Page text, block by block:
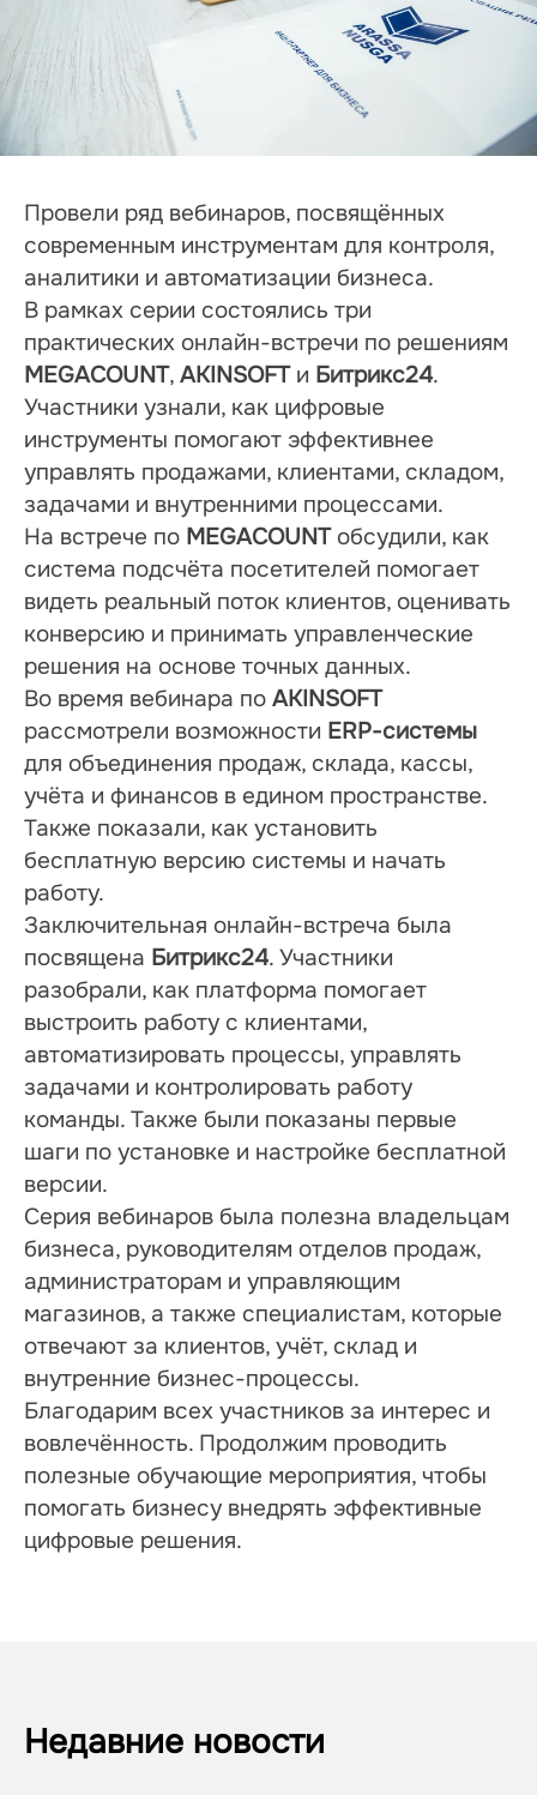
Провели ряд вебинаров, посвящённых
современным инструментам для контроля,
аналитики и автоматизации бизнеса.
В рамках серии состоялись три
MEGACOUNT, AKINSOFT и Битрикс24.
Участники узнали, как цифровые
инструменты помогают эффективнее
управлять продажами, клиентами, складом,
задачами и внутренними процессами.
На встрече по MEGACOUNT обсудили, как
система подсчёта посетителей помогает
видеть реальный поток клиентов, оценивать
конверсию и принимать управленческие
решения на основе точных данных.
Во время вебинара по AKINSOFT
рассмотрели возможности ERP-системы
для объединения продаж, склада, кассы,
учёта и финансов в едином пространстве.
Также показали, как установить
бесплатную версию системы и начать
работу.
Заключительная онлайн-встреча была
посвящена Битрикс24. Участники
разобрали, как платформа помогает
выстроить работу с клиентами,
автоматизировать процессы, управлять
задачами и контролировать работу
команды. Также были показаны первые
шаги по установке и настройке бесплатной
версии.
Серия вебинаров была полезна владельцам
бизнеса, руководителям отделов продаж,
администраторам и управляющим
магазинов, а также специалистам, которые
отвечают за клиентов, учёт, склад и
внутренние бизнес-процессы.
Благодарим всех участников за интерес и
вовлечённость. Продолжим проводить
полезные обучающие мероприятия, чтобы
помогать бизнесу внедрять эффективные
цифровые решения.
Недавние новости